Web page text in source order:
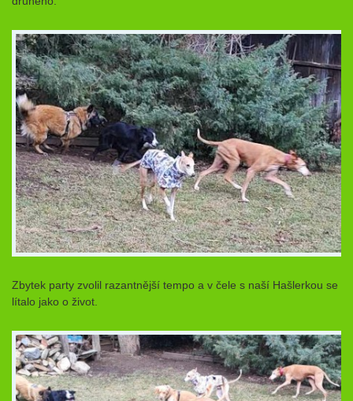
Zbytek party zvolil razantnější tempo a v čele s naší Hašlerkou se
lítalo jako o život.